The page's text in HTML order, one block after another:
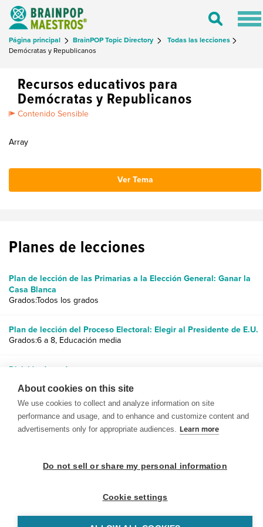
Toggle
Página principal BrainPOP Topic Directory
Todas las lecciones
Demócratas y Republicanos
Recursos educativos para
Demócratas y Republicanos
Contenido Sensible
Array
Ver Tema
Planes de lecciones
Plan de lección de las Primarias a la Elección General: Ganar la
Casa Blanca
Grados:Todos los grados
Plan de lección del Proceso Electoral: Elegir al Presidente de E.U.
Grados:6 a 8, Educación media
División de poderes
© 1999-2026 BrainPOP. Todos los derechos reservados.
BrainPOP Maestros is proudly powered byWordPress. Built bySlipFire Web Development
About cookies on this site
We use cookies to collect and analyze information on site
performance and usage, and to enhance and customize content and
advertisements only for appropriate audiences. Learn more
Do not sell or share my personal information
Cookie settings